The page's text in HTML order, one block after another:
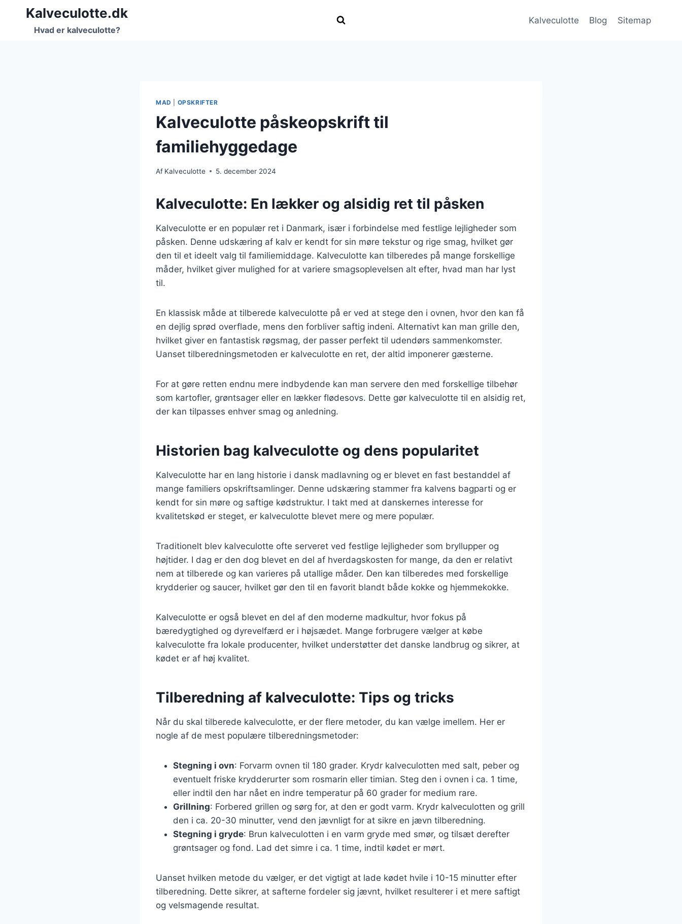
FortsætKalveculotte.dk
Hvad er kalveculotte?
Kalveculotte Blog Sitemap
MAD OPSKRIFTER
Kalveculotte påskeopskrift til
familiehyggedage
Af Kalveculotte 5. december 2024
Kalveculotte: En lækker og alsidig ret til påsken
Kalveculotte er en populær ret i Danmark, især i forbindelse med festlige lejligheder som
påsken. Denne udskæring af kalv er kendt for sin møre tekstur og rige smag, hvilket gør
den til et ideelt valg til familiemiddage. Kalveculotte kan tilberedes på mange forskellige
måder, hvilket giver mulighed for at variere smagsoplevelsen alt efter, hvad man har lyst
til.
En klassisk måde at tilberede kalveculotte på er ved at stege den i ovnen, hvor den kan få
en dejlig sprød overflade, mens den forbliver saftig indeni. Alternativt kan man grille den,
hvilket giver en fantastisk røgsmag, der passer perfekt til udendørs sammenkomster.
Uanset tilberedningsmetoden er kalveculotte en ret, der altid imponerer gæsterne.
For at gøre retten endnu mere indbydende kan man servere den med forskellige tilbehør
som kartofler, grøntsager eller en lækker flødesovs. Dette gør kalveculotte til en alsidig ret,
der kan tilpasses enhver smag og anledning.
Historien bag kalveculotte og dens popularitet
Kalveculotte har en lang historie i dansk madlavning og er blevet en fast bestanddel af
mange familiers opskriftsamlinger. Denne udskæring stammer fra kalvens bagparti og er
kendt for sin møre og saftige kødstruktur. I takt med at danskernes interesse for
kvalitetskød er steget, er kalveculotte blevet mere og mere populær.
Traditionelt blev kalveculotte ofte serveret ved festlige lejligheder som bryllupper og
højtider. I dag er den dog blevet en del af hverdagskosten for mange, da den er relativt
nem at tilberede og kan varieres på utallige måder. Den kan tilberedes med forskellige
krydderier og saucer, hvilket gør den til en favorit blandt både kokke og hjemmekokke.
Kalveculotte er også blevet en del af den moderne madkultur, hvor fokus på
bæredygtighed og dyrevelfærd er i højsædet. Mange forbrugere vælger at købe
kalveculotte fra lokale producenter, hvilket understøtter det danske landbrug og sikrer, at
kødet er af høj kvalitet.
Tilberedning af kalveculotte: Tips og tricks
Når du skal tilberede kalveculotte, er der flere metoder, du kan vælge imellem. Her er
nogle af de mest populære tilberedningsmetoder:
Stegning i ovn: Forvarm ovnen til 180 grader. Krydr kalveculotten med salt, peber og
eventuelt friske krydderurter som rosmarin eller timian. Steg den i ovnen i ca. 1 time,
eller indtil den har nået en indre temperatur på 60 grader for medium rare.
Grillning: Forbered grillen og sørg for, at den er godt varm. Krydr kalveculotten og grill
den i ca. 20-30 minutter, vend den jævnligt for at sikre en jævn tilberedning.
Stegning i gryde: Brun kalveculotten i en varm gryde med smør, og tilsæt derefter
grøntsager og fond. Lad det simre i ca. 1 time, indtil kødet er mørt.
Uanset hvilken metode du vælger, er det vigtigt at lade kødet hvile i 10-15 minutter efter
tilberedning. Dette sikrer, at safterne fordeler sig jævnt, hvilket resulterer i et mere saftigt
og velsmagende resultat.